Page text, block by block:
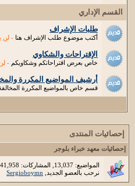
القسم الإداري
طلبات الإشراف
أكتب موضوع طلب الإشراف هنا - لن
الإقتراحات والشكاوي
خاص بعرض اقتراحاتكم وشكاويكم -
أرشيف المواضيع المكررة
قسم خاص بالمواضيع المكررة
إحصائيات المنتدى
إحصائيات معهد خبراء بلوجر
المواضيع: 13,037, المشاركات: 41,958, الأعضاء: 6,499
نرحب بالعضو الجديد, Sergioboymn